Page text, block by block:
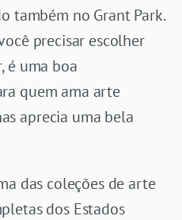
também no Grant Park.
precisar escolher
é uma boa
quem ama arte
aprecia uma bela
das coleções de arte
dos Estados